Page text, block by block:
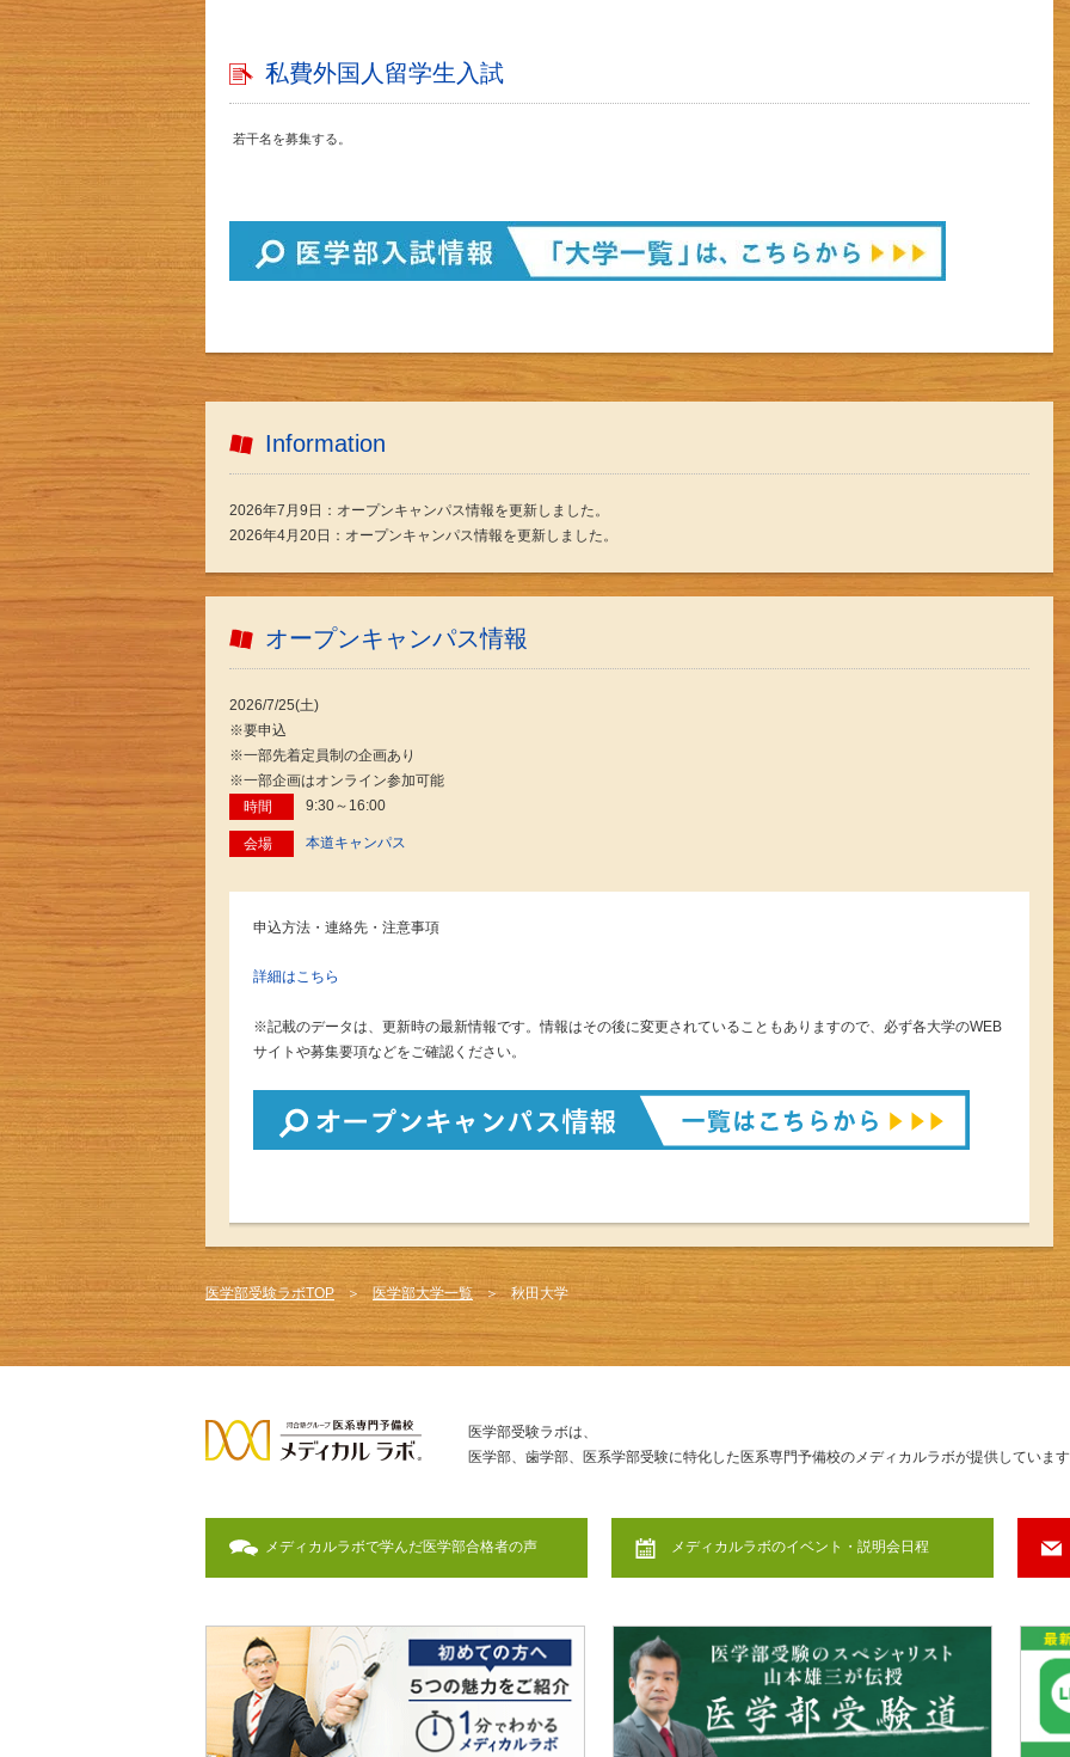
私費外国人留学生入試
若干名を募集する。
Information
2026年7月9日：オープンキャンパス情報を更新しました。
2026年4月20日：オープンキャンパス情報を更新しました。
オープンキャンパス情報
2026/7/25(土)
※要申込
※一部先着定員制の企画あり
※一部企画はオンライン参加可能
時間
9:30～16:00
会場 本道キャンパス
申込方法・連絡先・注意事項
詳細はこちら
※記載のデータは、更新時の最新情報です。情報はその後に変更されていることもありますので、必ず各大学のWEB
サイトや募集要項などをご確認ください。
医学部受験ラボTOP 医学部大学一覧 秋田大学
医学部受験ラボは、
医学部、歯学部、医系学部受験に特化した医系専門予備校のメディカルラボが提供していま
メディカルラボで学んだ医学部合格者の声 メディカルラボのイベント・説明会日程